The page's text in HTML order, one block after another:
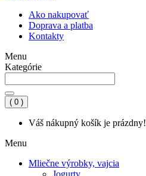
Ako nakupovať
Doprava a platba
Kontakty
Menu
Kategórie
( 0 )
Váš nákupný košík je prázdny!
Menu
Mliečne výrobky, vajcia
Jogurty